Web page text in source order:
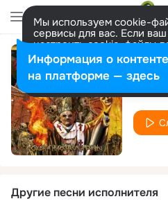
Мы используем cookie-
сервисы для вас. Если
настроить cookie-файлы
представитель. Больше
Разрешить все
Другие песни исполнителя
Информация о контенте
на платформе — здесь